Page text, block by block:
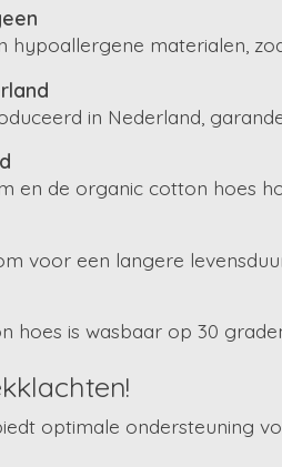
hypoallergene materialen,
in Nederland,
en de organic cotton hoes
voor een langere
hoes is wasbaar op 30
optimale ondersteuning